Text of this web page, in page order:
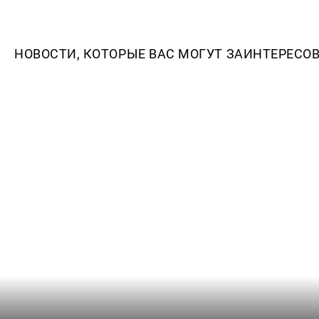
НОВОСТИ, КОТОРЫЕ ВАС МОГУТ